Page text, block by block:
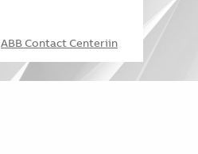
ABB Contact Centeriin